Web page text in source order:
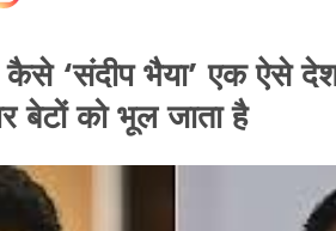
‘संदीप भैया’ एक ऐसे
बेटों को भूल जाता है